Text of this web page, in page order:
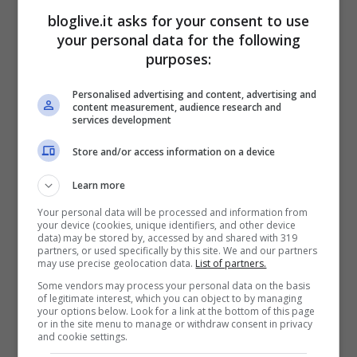
Ma comunque secondo Berger è stata
questa appena conclusasi, la sua miglior
stagione in quantose l’anno scorso
avrebbe messo Sebastian Vettel allo
stesso livello di Alonso e Hamilton, dopo
questa stagione è proprio il giovane pilota
tedesco il migliore del gruppetto.
bloglive.it asks for your consent to use
your personal data for the following
purposes:
Personalised advertising and content, advertising and
content measurement, audience research and
services development
Store and/or access information on a device
Learn more
Your personal data will be processed and information from
your device (cookies, unique identifiers, and other device
data) may be stored by, accessed by and shared with 319
partners, or used specifically by this site. We and our partners
may use precise geolocation data. List of partners.
Some vendors may process your personal data on the basis
of legitimate interest, which you can object to by managing
your options below. Look for a link at the bottom of this page
or in the site menu to manage or withdraw consent in privacy
and cookie settings.